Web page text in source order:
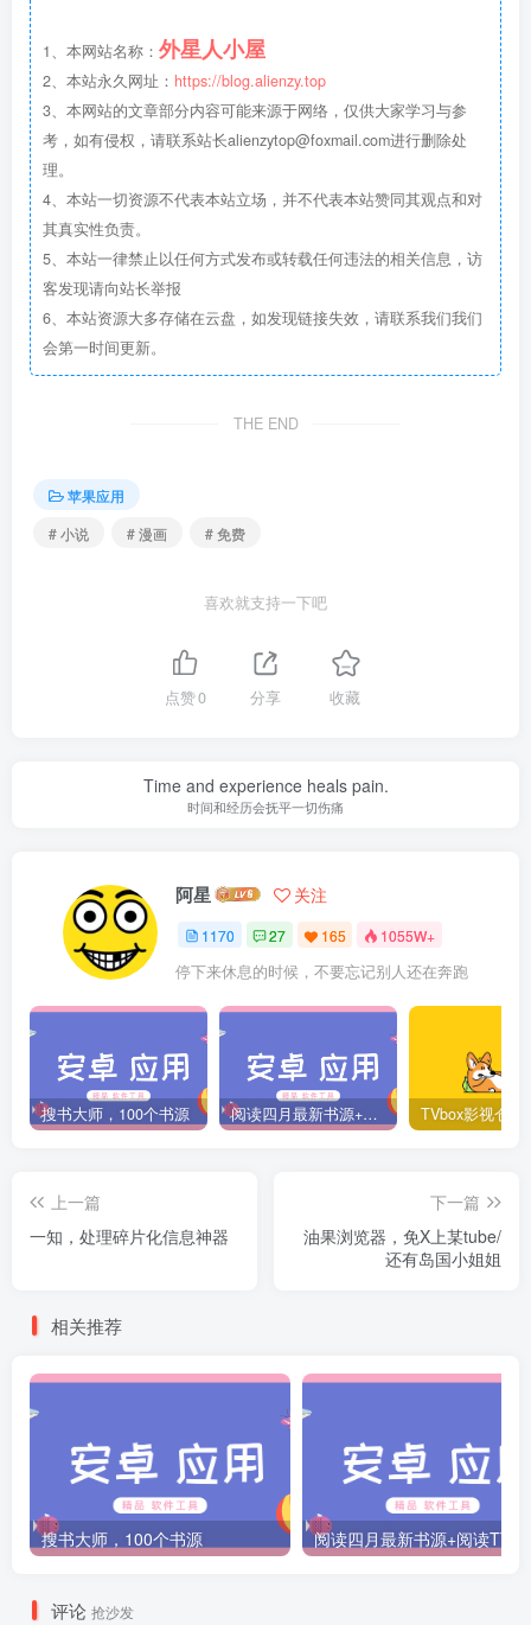
1、本网站名称： 外星人小屋
2、本站永久网址： https://blog.alienzy.top
3、本网站的文章部分内容可能来源于网络，仅供大家学习与参
考，如有侵权，请联系站长alienzytop@foxmail.com进行删除处
理。
4、本站一切资源不代表本站立场，并不代表本站赞同其观点和对
其真实性负责。
5、本站一律禁止以任何方式发布或转载任何违法的相关信息，访
客发现请向站长举报
6、本站资源大多存储在云盘，如发现链接失效，请联系我们我们
会第一时间更新。
THE END
苹果应用
# 小说
# 漫画 # 免费
喜欢就支持一下吧
点赞0 分享 收藏
Time and experience heals pain.
时间和经历会抚平一切伤痛
阿星 关注
1170 27 165 1055W+
停下来休息的时候，不要忘记别人还在奔跑
搜书大师，100个书源 阅读四月最新书源+阅读TTS语音引擎安装教程
上一篇
一知，处理碎片化信息神器
下一篇
油果浏览器，免X上某tube/
还有岛国小姐姐
相关推荐
搜书大师，100个书源
评论 抢沙发